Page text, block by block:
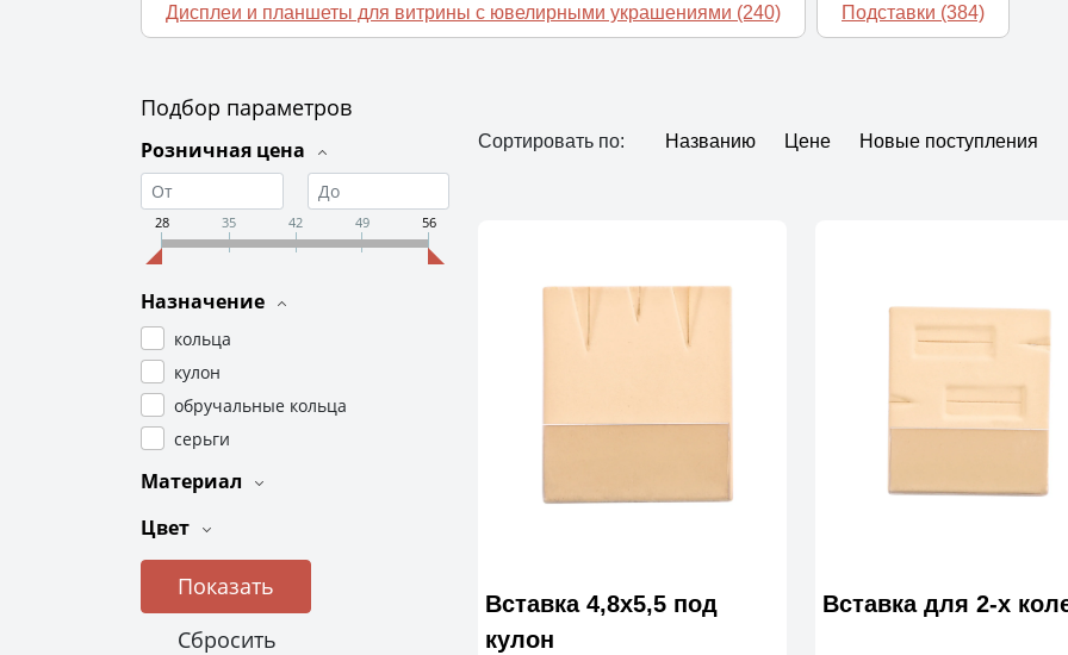
Дисплеи и планшеты для витрины с ювелирными украшениями (240) Подставки (384)
Подбор параметров
Розничная цена
28 35 42 49 56
Назначение
кольца
кулон
обручальные кольца
серьги
Материал
Цвет
Сортировать по: Названию Цене Новые поступления
Вставка 4,8х5,5 под
кулон
Вставка для 2-х